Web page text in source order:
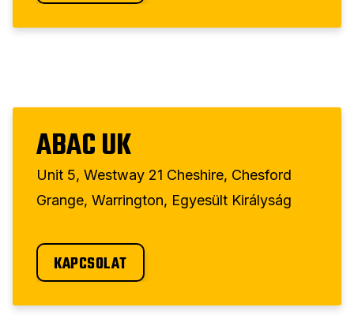
ABAC UK
Unit 5, Westway 21 Cheshire, Chesford
Grange, Warrington, Egyesült Királyság
KAPCSOLAT